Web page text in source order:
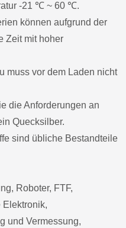
-21 ℃ ~ 60 ℃.
können aufgrund der
Zeit mit hoher
muss vor dem Laden nicht
die Anforderungen an
Quecksilber.
sind übliche Bestandteile
Roboter, FTF,
Elektronik,
und Vermessung,